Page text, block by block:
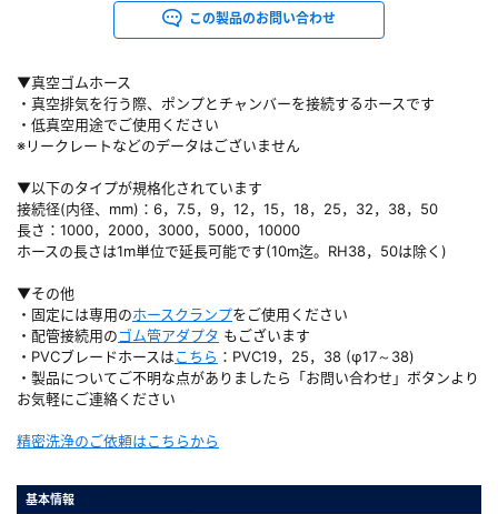
▼真空ゴムホース
・真空排気を行う際、ポンプとチャンバーを接続するホースです
・低真空用途でご使用ください
※リークレートなどのデータはございません
▼以下のタイプが規格化されています
接続径(内径、mm)：6，7.5，9，12，15，18，25，32，38，50
長さ：1000，2000，3000，5000，10000
ホースの長さは1m単位で延長可能です(10m迄。RH38，50は除く)
▼その他
・固定には専用のホースクランプをご使用ください
・配管接続用のゴム管アダプタ もございます
・PVCブレードホースはこちら ：PVC19，25，38 (φ17～38)
・製品についてご不明な点がありましたら「お問い合わせ」ボタンより
お気軽にご連絡ください
精密洗浄のご依頼はこちらから
基本情報
この製品のお問い合わせ